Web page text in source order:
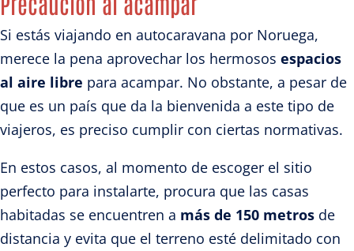
Si estás viajando en autocaravana por Noruega,
merece la pena aprovechar los hermosos espacios
al aire libre para acampar. No obstante, a pesar de
que es un país que da la bienvenida a este tipo de
viajeros, es preciso cumplir con ciertas normativas.
En estos casos, al momento de escoger el sitio
perfecto para instalarte, procura que las casas
habitadas se encuentren a más de 150 metros de
distancia y evita que el terreno esté delimitado con